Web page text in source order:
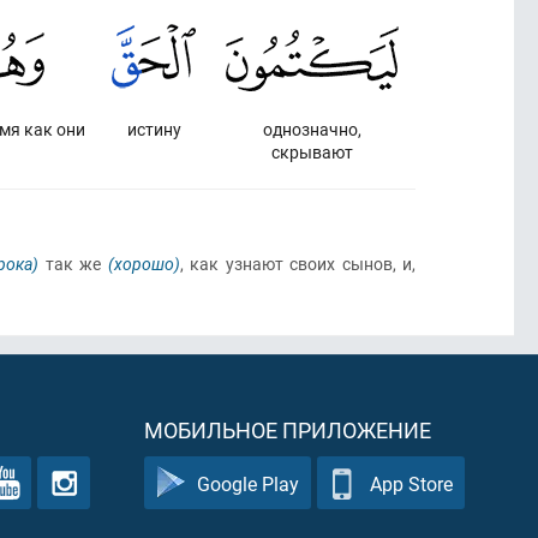
однозначно,
скрывают
истину
как они
так же (хорошо), как узнают своих сынов, и,
МОБИЛЬНОЕ ПРИЛОЖЕНИЕ
Google Play App Store